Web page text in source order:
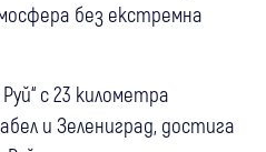
без екстремна
с 23 километра
и Зелениград, достига